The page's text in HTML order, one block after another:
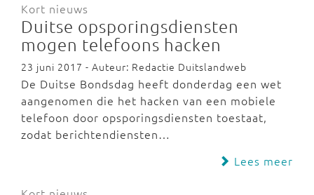
Kort nieuws
Duitse opsporingsdiensten
mogen telefoons hacken
23 juni 2017 - Auteur: Redactie Duitslandweb
De Duitse Bondsdag heeft donderdag een wet
aangenomen die het hacken van een mobiele
telefoon door opsporingsdiensten toestaat,
zodat berichtendiensten…
Lees meer